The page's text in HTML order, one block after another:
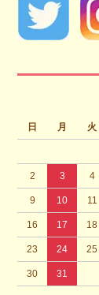
日 月 火
2 3 4
9 10 11
16 17 18
23 24 25
30 31